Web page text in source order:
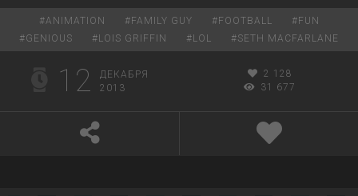
#ANIMATION # FAMILY GUY # FOOTBALL # FUN
#GENIOUS # LOIS GRIFFIN # LOL #SETH MACFARLANE
12
ДЕКАБРЯ
2013
2 128
31 677